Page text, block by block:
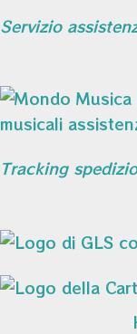
Servizio
Tracking